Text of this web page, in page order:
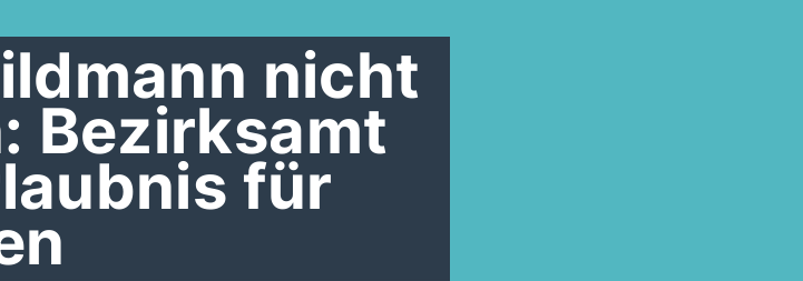
nicht
Bezirksamt
für